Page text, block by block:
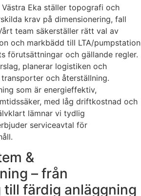
Eka ställer topografi och
krav på dimensionering, fall
team säkerställer rätt val av
och markbädd till LTA/pumpstation
förutsättningar och gällande regler.
planerar logistiken och
och återställning.
som är energieffektiv,
med låg driftkostnad och
lämnar vi tydlig
serviceavtal för
&
– från
färdig anläggning